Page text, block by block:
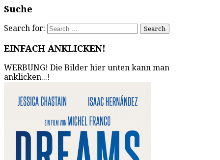
Suche
Search for:
EINFACH ANKLICKEN!
WERBUNG! Die Bilder hier unten kann man
anklicken...!